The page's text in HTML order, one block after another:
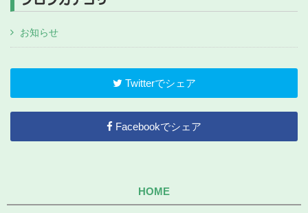
お知らせ
Twitterでシェア
Facebookでシェア
HOME